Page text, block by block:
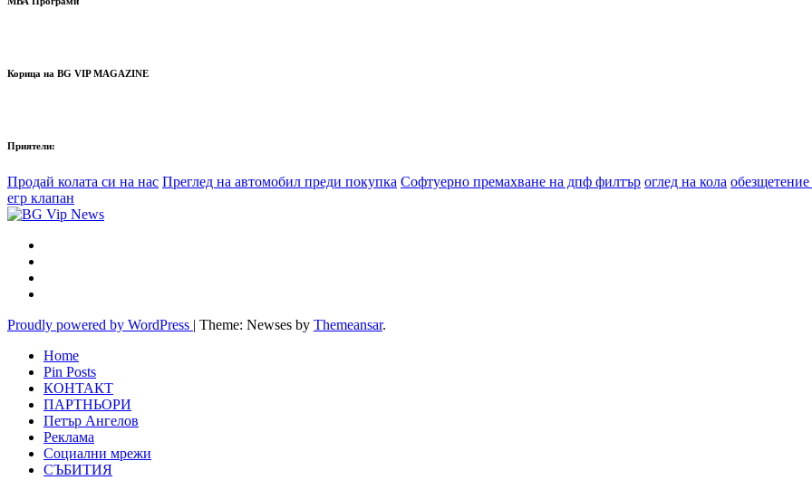
Корица на BG VIP MAGAZINE
Приятели:
Продай колата си на нас Преглед на автомобил преди покупка Софтуерно премахване на дпф филтър оглед на кола
егр клапан
Proudly powered by WordPress | Theme: Newses by Themeansar.
Home
Pin Posts
КОНТАКТ
ПАРТНЬОРИ
Петър Ангелов
Реклама
Социални мрежи
СЪБИТИЯ